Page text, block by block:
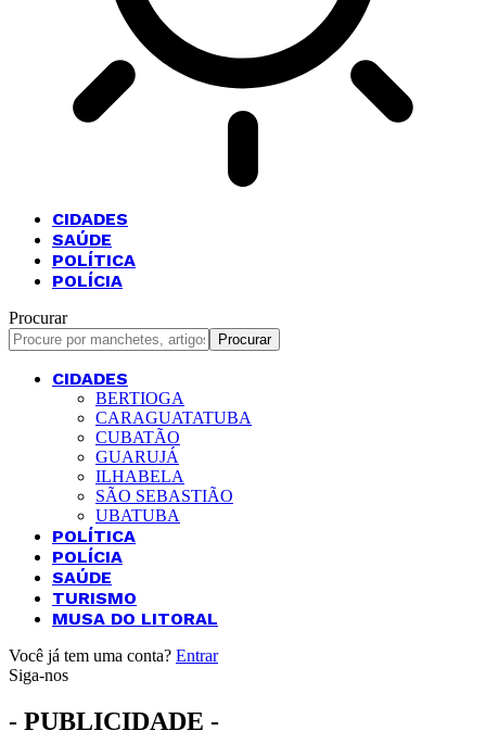
CIDADES
SAÚDE
POLÍTICA
POLÍCIA
Procurar
CIDADES
BERTIOGA
CARAGUATATUBA
CUBATÃO
GUARUJÁ
ILHABELA
SÃO SEBASTIÃO
UBATUBA
POLÍTICA
POLÍCIA
SAÚDE
TURISMO
MUSA DO LITORAL
Você já tem uma conta? Entrar
Siga-nos
- PUBLICIDADE -